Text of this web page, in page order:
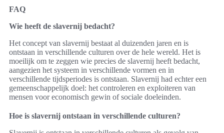
FAQ
Wie heeft de slavernij bedacht?
Het concept van slavernij bestaat al duizenden jaren en is
ontstaan in verschillende culturen over de hele wereld. Het is
moeilijk om te zeggen wie precies de slavernij heeft bedacht,
aangezien het systeem in verschillende vormen en in
verschillende tijdsperiodes is ontstaan. Slavernij had echter een
gemeenschappelijk doel: het controleren en exploiteren van
mensen voor economisch gewin of sociale doeleinden.
Hoe is slavernij ontstaan in verschillende culturen?